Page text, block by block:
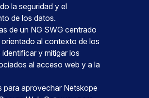
la seguridad y el
de los datos.
de un NG SWG centrado
al contexto de los
y mitigar los
al acceso web y a la
para aprovechar Netskope